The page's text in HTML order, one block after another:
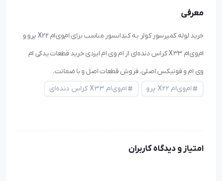
معرفی
خرید لوله کمپرسور کولر به کندانسور مناسب برای ام‌وی‌ام X22 پرو و
ام‌وی‌ام X33 کراس دنده‌ای از ام وی ام ایزدی خرید قطعات یدکی ام
وی ام و فونیکس اصلی. فروش قطعات اصل و با ضمانت.
ام‌وی‌ام X22 پرو
ام‌وی‌ام X33 کراس دنده‌ای
امتیاز و دیدگاه کاربران